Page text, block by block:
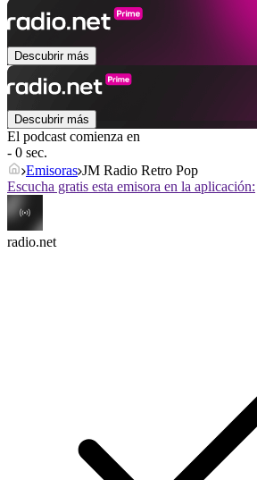
Descubrir más
Descubrir más
El podcast comienza en
- 0 sec.
Emisoras JM Radio Retro Pop
Escucha gratis esta emisora en la aplicación:
radio.net